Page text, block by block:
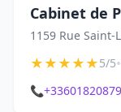
Cabinet de
1159 Rue
★★★★★5/5•
📞+33601820879